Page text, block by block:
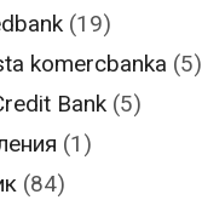
(19)
komercbanka (5)
Bank (5)
(1)
(84)